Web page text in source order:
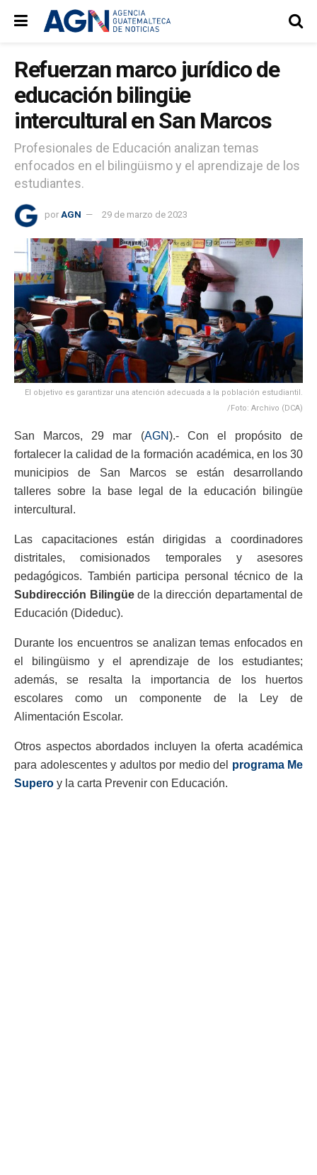
Refuerzan marco jurídico de
educación bilingüe
intercultural en San Marcos
Profesionales de Educación analizan temas
enfocados en el bilingüismo y el aprendizaje de los
estudiantes.
por AGN 29 de marzo de 2023
El objetivo es garantizar una atención adecuada a la población estudiantil.
/Foto: Archivo (DCA)
San Marcos, 29 mar (AGN).- Con el propósito de
fortalecer la calidad de la formación académica, en los 30
municipios de San Marcos se están desarrollando
talleres sobre la base legal de la educación bilingüe
intercultural.
Las capacitaciones están dirigidas a coordinadores
distritales, comisionados temporales y asesores
pedagógicos. También participa personal técnico de la
Subdirección Bilingüede la dirección departamental de
Educación (Dideduc).
Durante los encuentros se analizan temas enfocados en
el bilingüismo y el aprendizaje de los estudiantes;
además, se resalta la importancia de los huertos
escolares como un componente de la Ley de
Alimentación Escolar.
Otros aspectos abordados incluyen la oferta académica
para adolescentes y adultos por medio del programa Me
Supero y la carta Prevenir con Educación.